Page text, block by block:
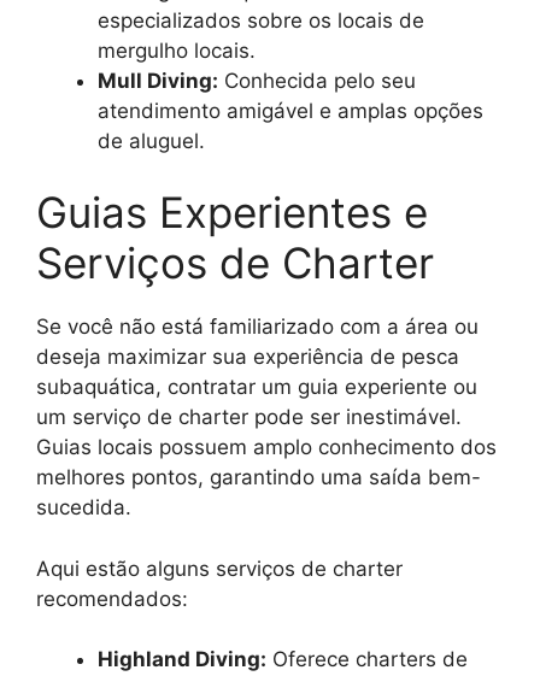
especializados sobre os locais de
mergulho locais.
Mull Diving: Conhecida pelo seu
atendimento amigável e amplas opções
de aluguel.
Guias Experientes e
Serviços de Charter
Se você não está familiarizado com a área ou
deseja maximizar sua experiência de pesca
subaquática, contratar um guia experiente ou
um serviço de charter pode ser inestimável.
Guias locais possuem amplo conhecimento dos
melhores pontos, garantindo uma saída bem-
sucedida.
Aqui estão alguns serviços de charter
recomendados:
Highland Diving: Oferece charters de